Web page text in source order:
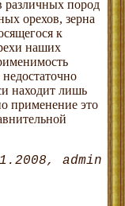
различных пород
орехов, зерна
к
наших
находит лишь
применение это
admin